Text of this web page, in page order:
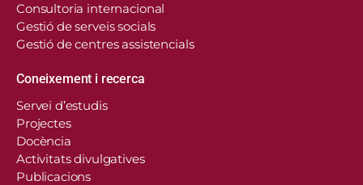
Consultoria internacional
Gestió de serveis socials
Gestió de centres assistencials
Coneixement i recerca
Servei d’estudis
Projectes
Docència
Activitats divulgatives
Publicacions